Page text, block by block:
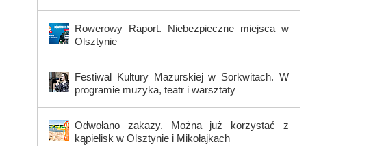
Rowerowy Raport. Niebezpieczne miejsca w
Olsztynie
Festiwal Kultury Mazurskiej w Sorkwitach. W
programie muzyka, teatr i warsztaty
Odwołano zakazy. Można już korzystać z
kąpielisk w Olsztynie i Mikołajkach